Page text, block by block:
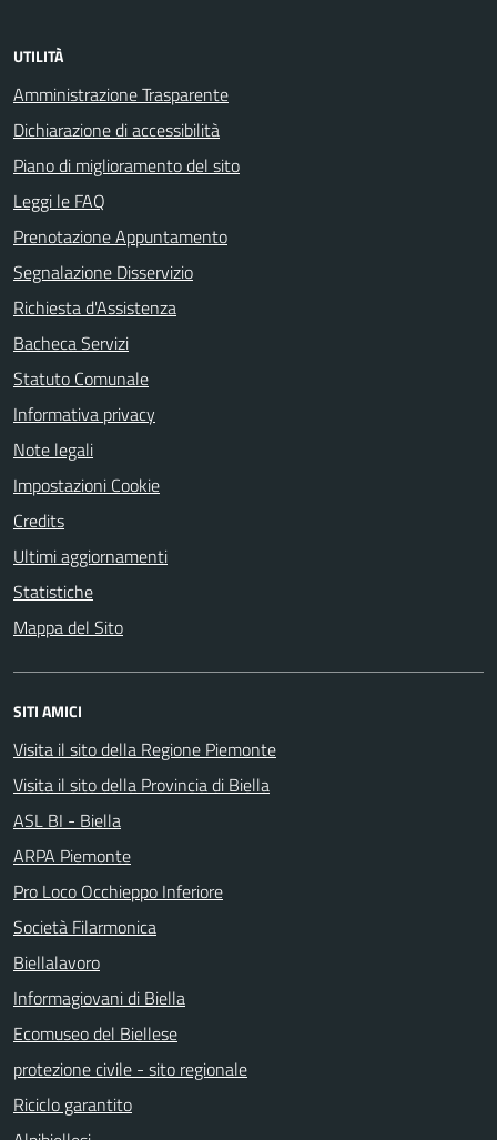
UTILITÀ
Amministrazione Trasparente
Dichiarazione di accessibilità
Piano di miglioramento del sito
Leggi le FAQ
Prenotazione Appuntamento
Segnalazione Disservizio
Richiesta d'Assistenza
Bacheca Servizi
Statuto Comunale
Informativa privacy
Note legali
Impostazioni Cookie
Credits
Ultimi aggiornamenti
Statistiche
Mappa del Sito
SITI AMICI
Visita il sito della Regione Piemonte
Visita il sito della Provincia di Biella
ASL BI - Biella
ARPA Piemonte
Pro Loco Occhieppo Inferiore
Società Filarmonica
Biellalavoro
Informagiovani di Biella
Ecomuseo del Biellese
protezione civile - sito regionale
Riciclo garantito